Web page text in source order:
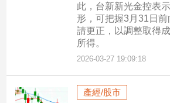
此，台新新光金控表
形，可把握3月31日
請更正，以調整取得
所得。
2026-03-27 19:09:18
產經/股市